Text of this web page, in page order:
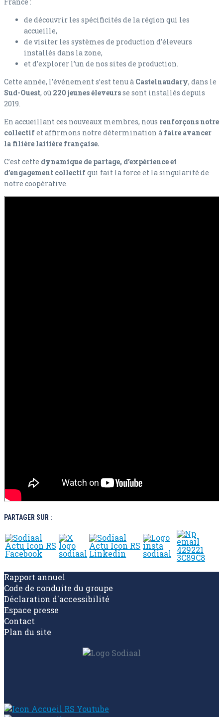
de découvrir les spécificités de la région qui les
accueille,
de visiter les systèmes de production d’éleveurs
installés dans la zone,
et d’explorer l’un de nos sites de production.
Cette année, l’événement s’est tenu à Castelnaudary, dans le
Sud-Ouest, où 220 jeunes éleveursse sont installés depuis
2019.
En accueillant ces nouveaux membres, nous renforçons notre
collectifet affirmons notre détermination à faire avancer
la filière laitière française.
C’est cette dynamique de partage, d’expérience et
d’engagement collectifqui fait la force et la singularité de
notre coopérative.
PARTAGER SUR :
Rapport annuel
Code de conduite du groupe
Déclaration d'accessibilité
Espace presse
Contact
Plan du site